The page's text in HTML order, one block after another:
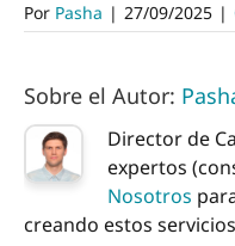
Por Pasha | 27/09/2025 |
Sobre el Autor:
Director de
expertos
Nosotros
creando estos